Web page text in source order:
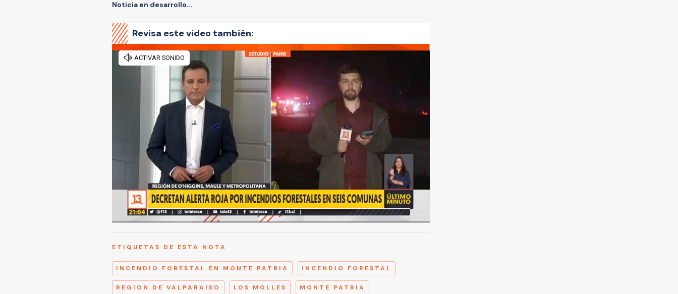
Noticia en desarrollo...
Revisa este video también:
ETIQUETAS DE ESTA NOTA
INCENDIO FORESTAL EN MONTE PATRIA INCENDIO FORESTAL
REGION DE VALPARAISO LOS MOLLES MONTE PATRIA